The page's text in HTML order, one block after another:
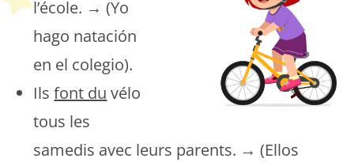
l’école. → (Yo
hago natación
en el colegio).
Ilsfont du vélo
tous les
samedis avec leurs parents. → (Ellos